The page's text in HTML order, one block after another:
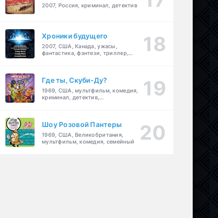
2007, Россия, криминал, детектив
Хроники будущего
2007, США, Канада, ужасы,
фантастика, фэнтези, триллер,
Где ты, Скуби-Ду?
1969, США, мультфильм, комедия,
криминал, детектив,
Шоу Розовой Пантеры
1969, США, Великобритания,
мультфильм, комедия, семейный